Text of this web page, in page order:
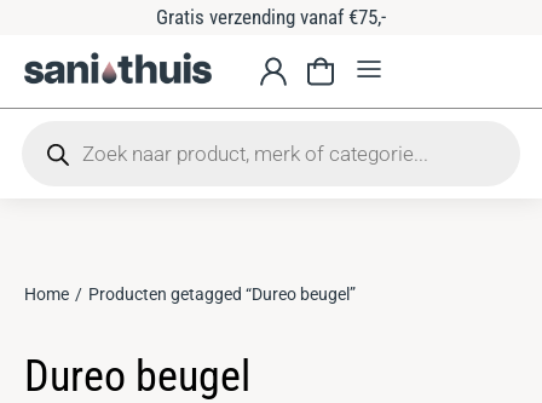
Gratis verzending vanaf €75,-
Je bent hier:
Home Producten getagged “Dureo beugel”
Dureo beugel